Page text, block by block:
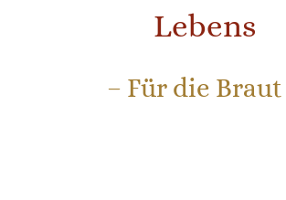
Lebens
– Für die Braut